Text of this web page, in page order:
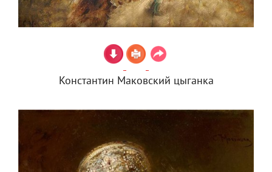
Константин Маковский цыганка